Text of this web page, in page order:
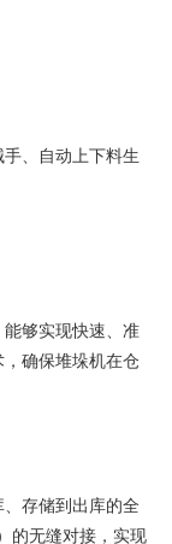
、自动上下料生
够实现快速、准
确保堆垛机在仓
存储到出库的全
的无缝对接，实现